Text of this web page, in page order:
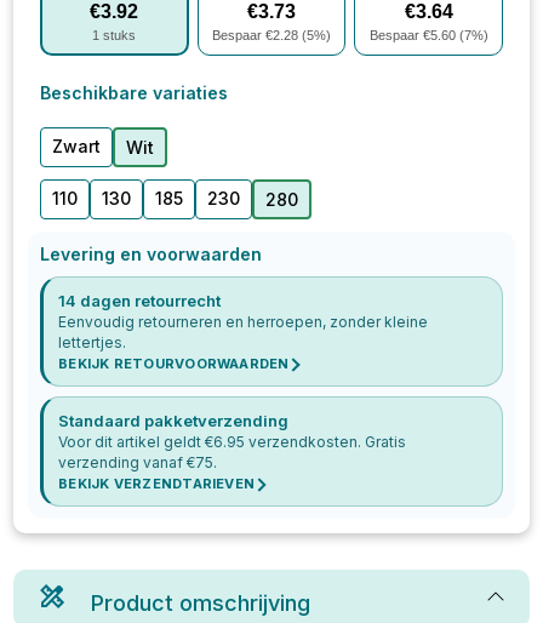
€3.92
1 stuks
€3.73
Bespaar €2.28 (5%)
€3.64
Bespaar €5.60(7%)
Beschikbare variaties
Zwart Wit
110 130 185 230 280
Levering en voorwaarden
14 dagen retourrecht
Eenvoudig retourneren en herroepen, zonder kleine
lettertjes.
BEKIJK RETOURVOORWAARDEN
Standaard pakketverzending
Voor dit artikel geldt €6.95 verzendkosten. Gratis
verzending vanaf €75.
BEKIJK VERZENDTARIEVEN
Product omschrijving